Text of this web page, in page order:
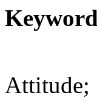
Attitude;